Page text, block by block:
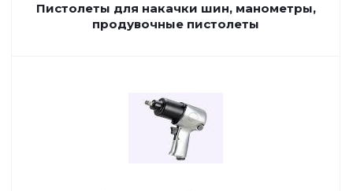
Пистолеты для накачки шин, манометры,
продувочные пистолеты